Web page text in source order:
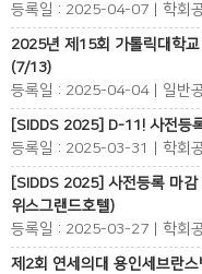
등록일 : 2025-04-07 | 학회
2025년 제15회 가톨릭대학
(7/13)
등록일 : 2025-04-04 | 일반
[SIDDS 2025] D-11! 사전등
등록일 : 2025-03-31 | 학회
[SIDDS 2025] 사전등록 마
위스그랜드호텔)
등록일 : 2025-03-27 | 학회
제2회 연세의대 용인세브란